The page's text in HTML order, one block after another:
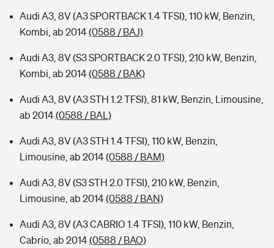
Audi A3, 8V (A3 SPORTBACK 1.4 TFSI), 110 kW, Benzin,
Kombi, ab 2014(0588 / BAJ)
Audi A3, 8V (S3 SPORTBACK 2.0 TFSI), 210 kW, Benzin,
Kombi, ab 2014(0588 / BAK)
Audi A3, 8V (A3 STH 1.2 TFSI), 81 kW, Benzin, Limousine,
ab 2014(0588 / BAL)
Audi A3, 8V (A3 STH 1.4 TFSI), 110 kW, Benzin,
Limousine, ab 2014(0588 / BAM)
Audi A3, 8V (S3 STH 2.0 TFSI), 210 kW, Benzin,
Limousine, ab 2014(0588 / BAN)
Audi A3, 8V (A3 CABRIO 1.4 TFSI), 110 kW, Benzin,
Cabrio, ab 2014(0588 / BAO)